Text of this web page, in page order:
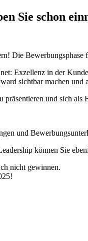
Sie schon
Die
Exzellenz in der
sichtbar machen und
präsentieren und sich
und
können Sie
nicht gewinnen.